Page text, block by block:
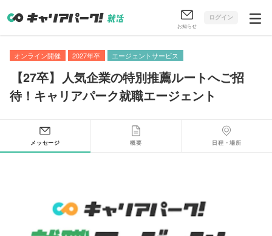
お知らせ
ログイン
オンライン開催 2027年卒 エージェントサービス
【27卒】 人気企業の特別推薦ルートへご招
待！キャリアパーク就職エージェント
メッセージ 概要 日程・場所